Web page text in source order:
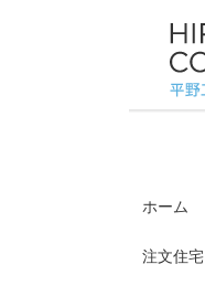
ホーム
注文住宅